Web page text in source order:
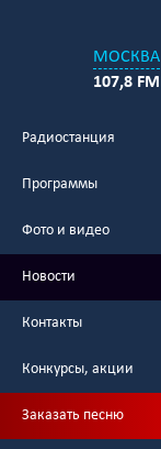
МОСКВА
107,8 FM
Радиостанция
Программы
Фото и видео
Новости
Контакты
Конкурсы, акции
Заказать песню